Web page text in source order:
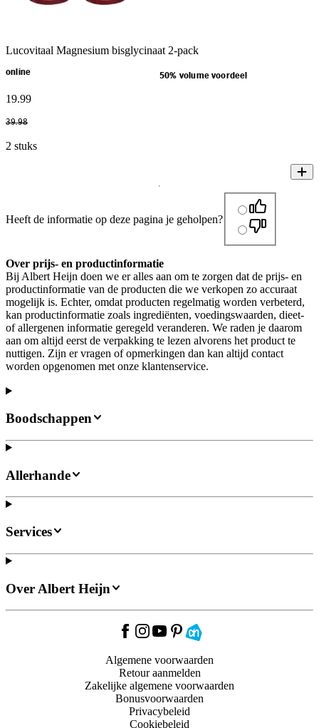
Lucovitaal Magnesium bisglycinaat 2-pack
online 50% volume voordeel
19.99
39.98
2 stuks
Heeft de informatie op deze pagina je geholpen?
Over prijs- en productinformatie
Bij Albert Heijn doen we er alles aan om te zorgen dat de prijs- en
productinformatie van de producten die we verkopen zo accuraat
mogelijk is. Echter, omdat producten regelmatig worden verbeterd,
kan productinformatie zoals ingrediënten, voedingswaarden, dieet-
of allergenen informatie geregeld veranderen. We raden je daarom
aan om altijd eerst de verpakking te lezen alvorens het product te
nuttigen. Zijn er vragen of opmerkingen dan kan altijd contact
worden opgenomen met onze klantenservice.
Boodschappen
Allerhande
Services
Over Albert Heijn
Algemene voorwaarden
Retour aanmelden
Zakelijke algemene voorwaarden
Bonusvoorwaarden
Privacybeleid
Cookiebeleid